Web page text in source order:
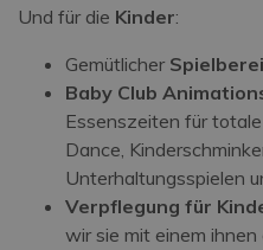
Und für die Kinder:
Gemütlicher
Baby Club
Essenszeiten für
Dance,
Unterhaltungsspielen
Verpflegung für
wir sie mit einem